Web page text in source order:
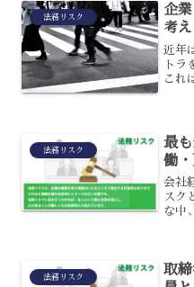
が、
法務リスク
企
考え
近年
トラ
これ
りで
法務リスク
最
働
会社
スク
な中
業員
法務リスク
取